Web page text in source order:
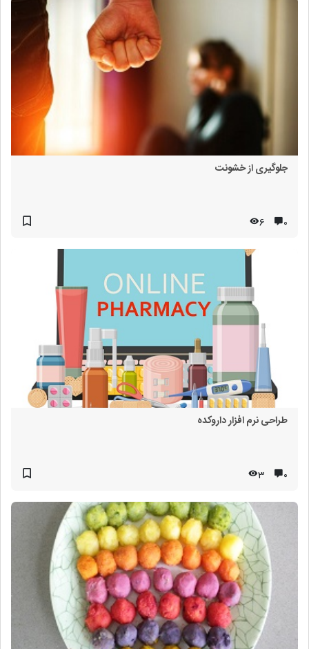
جلوگیری از خشونت
۰ 6
طراحی نرم افزار داروکده
۰ 3